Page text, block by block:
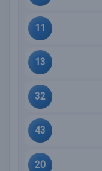
11
13
32
43
20